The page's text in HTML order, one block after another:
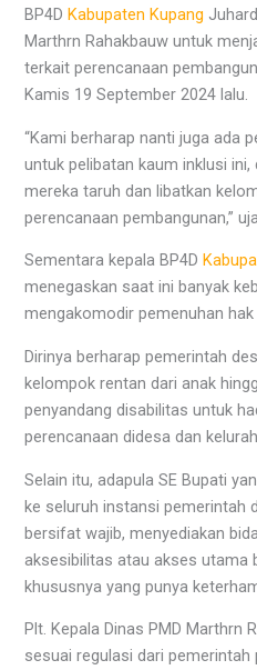
BP4D Kabupaten Kupang
Marthrn Rahakbauw untuk
terkait perencanaan
Kamis 19 September 2024 lalu.
“Kami berharap nanti juga ada
untuk pelibatan kaum inklusi
mereka taruh dan libatkan
perencanaan pembangunan,”
Sementara kepala BP4D
menegaskan saat ini banyak
mengakomodir pemenuhan
Dirinya berharap pemerintah
kelompok rentan dari anak
penyandang disabilitas untuk
perencanaan didesa dan
Selain itu, adapula SE Bupati
ke seluruh instansi pemerintah
bersifat wajib, menyediakan
aksesibilitas atau akses utama
khususnya yang punya
Plt. Kepala Dinas PMD Marthrn
sesuai regulasi dari